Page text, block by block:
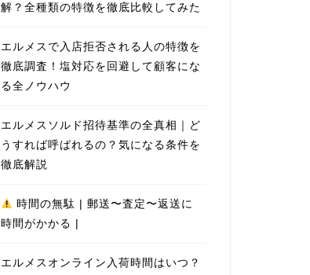
解？全種類の特徴を徹底比較してみた
エルメスで入店拒否される人の特徴を
徹底調査！塩対応を回避して顧客にな
る全ノウハウ
エルメスソルド招待基準の全真相｜ど
うすれば呼ばれるの？気になる条件を
徹底解説
時間の無駄 | 郵送〜査定〜返送に
時間がかかる |
エルメスオンライン入荷時間はいつ？